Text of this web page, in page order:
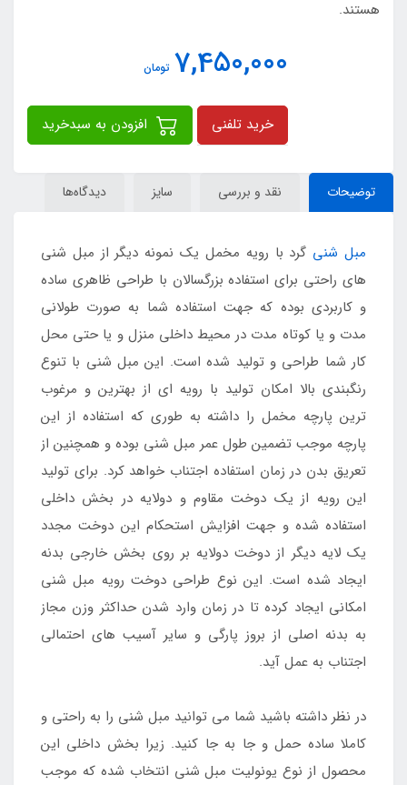
هستند.
7,450,000 تومان
خرید تلفنی
توضیحات نقد و بررسی سایز دیدگاه‌ها
مبل شنی گرد با رویه مخمل یک نمونه دیگر از مبل شنی
های راحتی برای استفاده بزرگسالان با طراحی ظاهری ساده
و کاربردی بوده که جهت استفاده شما به صورت طولانی
مدت و یا کوتاه مدت در محیط داخلی منزل و یا حتی محل
کار شما طراحی و تولید شده است. این مبل شنی با تنوع
رنگبندی بالا امکان تولید با رویه ای از بهترین و مرغوب
ترین پارچه مخمل را داشته به طوری که استفاده از این
پارچه موجب تضمین طول عمر مبل شنی بوده و همچنین از
تعریق بدن در زمان استفاده اجتناب خواهد کرد. برای تولید
این رویه از یک دوخت مقاوم و دولایه در بخش داخلی
استفاده شده و جهت افزایش استحکام این دوخت مجدد
یک لایه دیگر از دوخت دولایه بر روی بخش خارجی بدنه
ایجاد شده است. این نوع طراحی دوخت رویه مبل شنی
امکانی ایجاد کرده تا در زمان وارد شدن حداکثر وزن مجاز
به بدنه اصلی از بروز پارگی و سایر آسیب های احتمالی
اجتناب به عمل آید.
در نظر داشته باشید شما می توانید مبل شنی را به راحتی و
کاملا ساده حمل و جا به جا کنید. زیرا بخش داخلی این
محصول از نوع یونولیت مبل شنی انتخاب شده که موجب